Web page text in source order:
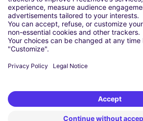
Milaan
Rome
Turijn
Wenen
Berlijn
Düsseldorf